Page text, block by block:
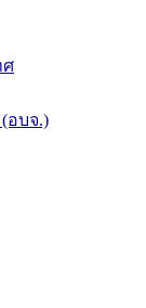
ศ
อบจ.)